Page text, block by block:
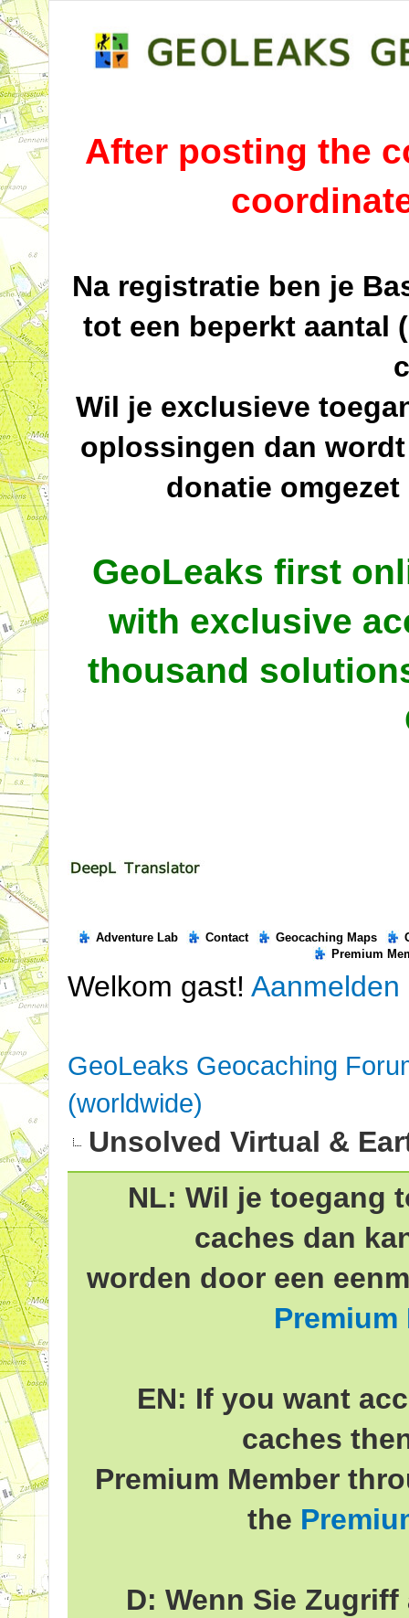
After posting the
Na registratie ben je
tot een beperkt aantal
Wil je exclusieve
oplossingen dan
donatie omgezet
GeoLeaks first
with exclusive
thousand
Adventure Lab Contact Geocaching Maps
Premium
Welkom gast! Aanmelden
GeoLeaks Geocaching
(worldwide)
Unsolved Virtual &
NL: Wil je toegang
caches dan
worden door een
Premium
EN: If you want
caches
Premium Member
the
D: Wenn Sie